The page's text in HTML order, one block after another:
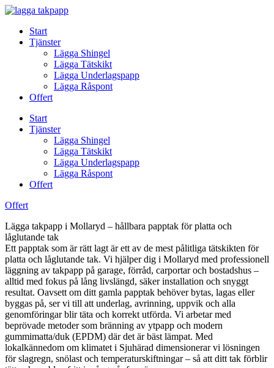
Skip
contentStart
Tjänster
Lägga Shingel
Lägga Tätskikt
Lägga Underlagspapp
Lägga Råspont
Offert
Start
Tjänster
Lägga Shingel
Lägga Tätskikt
Lägga Underlagspapp
Lägga Råspont
Offert
Offert
Lägga takpapp i Mollaryd – hållbara papptak för platta och
låglutande tak
Ett papptak som är rätt lagt är ett av de mest pålitliga tätskikten för
platta och låglutande tak. Vi hjälper dig i Mollaryd med professionell
läggning av takpapp på garage, förråd, carportar och bostadshus –
alltid med fokus på lång livslängd, säker installation och snyggt
resultat. Oavsett om ditt gamla papptak behöver bytas, lagas eller
byggas på, ser vi till att underlag, avrinning, uppvik och alla
genomföringar blir täta och korrekt utförda. Vi arbetar med
beprövade metoder som bränning av ytpapp och modern
gummimatta/duk (EPDM) där det är bäst lämpat. Med
lokalkännedom om klimatet i Sjuhärad dimensionerar vi lösningen
för slagregn, snölast och temperaturskiftningar – så att ditt tak förblir